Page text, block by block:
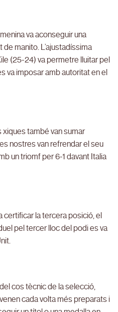
va aconseguir una
manito. L’ajustadíssima
(25-24) va permetre lluitar pel
va imposar amb autoritat en el
també van sumar
nostres van refrendar el seu
un triomf per 6-1 davant Italia
certificar la tercera posició, el
pel tercer lloc del podi es va
cos tècnic de la selecció,
cada volta més preparats i